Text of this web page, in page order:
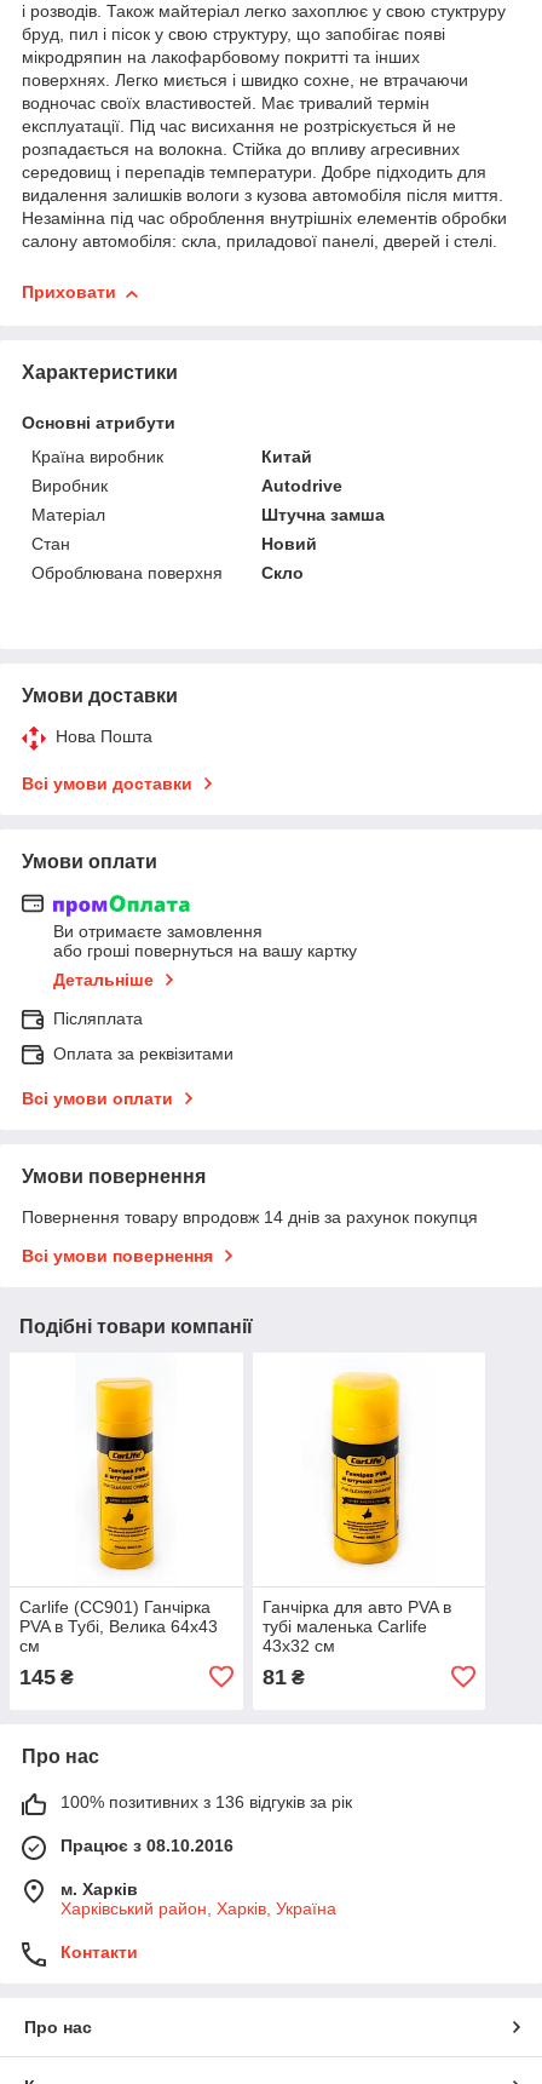
і розводів. Також майтеріал легко захоплює у свою стуктруру
бруд, пил і пісок у свою структуру, що запобігає появі
мікродряпин на лакофарбовому покритті та інших
поверхнях. Легко миється і швидко сохне, не втрачаючи
водночас своїх властивостей. Має тривалий термін
експлуатації. Під час висихання не розтріскується й не
розпадається на волокна. Стійка до впливу агресивних
середовищ і перепадів температури. Добре підходить для
видалення залишків вологи з кузова автомобіля після миття.
Незамінна під час оброблення внутрішніх елементів обробки
салону автомобіля: скла, приладової панелі, дверей і стелі.
Приховати
Характеристики
Основні атрибути
Країна виробник
Китай
Виробник
Autodrive
Матеріал
Штучна замша
Стан
Новий
Оброблювана поверхня
Скло
Умови доставки
Нова Пошта
Всі умови доставки
Умови оплати
Ви отримаєте замовлення
або гроші повернуться на вашу картку
Детальніше
Післяплата
Оплата за реквізитами
Всі умови оплати
Умови повернення
Повернення товару впродовж 14 днів за рахунок покупця
Всі умови повернення
Подібні товари компанії
Carlife (CC901) Ганчірка
PVA в Тубі, Велика 64x43
см
145 ₴
Ганчірка для авто PVA в
тубі маленька Carlife
43x32 см
81₴
Про нас
100% позитивних з 136 відгуків за рік
Працює з 08.10.2016
м. Харків
Харківський район, Харків, Україна
Контакти
Про нас